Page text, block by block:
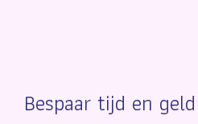
Bespaar tijd en geld